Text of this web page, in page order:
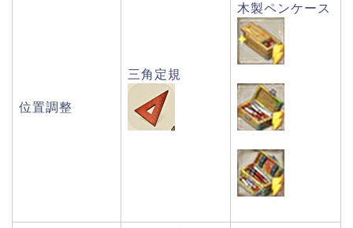
位置調整
三角定規
木製ペンケース